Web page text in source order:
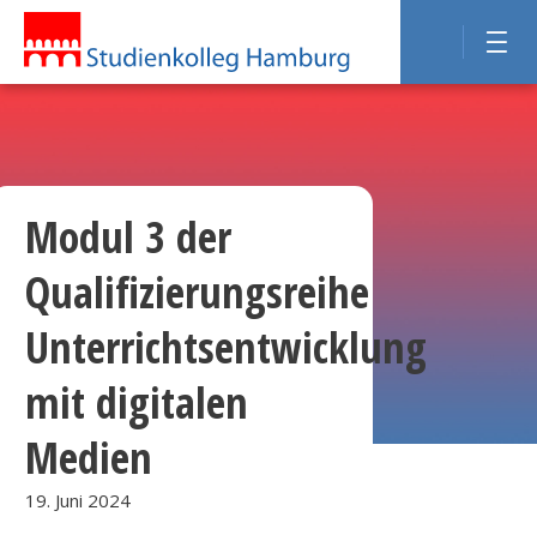
Modul 3 der
Qualifizierungsreihe
Unterrichtsentwicklung
mit digitalen
Medien
19. Juni 2024